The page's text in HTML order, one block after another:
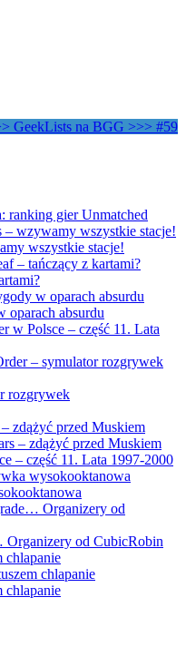
GeekLists na BGG >>> #59
ranking gier Unmatched
– wzywamy wszystkie stacje!
wszystkie stacje!
– tańczący z kartami?
w oparach absurdu
oparach absurdu
w Polsce – część 11. Lata
– symulator rozgrywek
rozgrywek
zdążyć przed Muskiem
– zdążyć przed Muskiem
– część 11. Lata 1997-2000
wysokooktanowa
Organizery od
od CubicRobin
chlapanie
chlapanie
chlapanie